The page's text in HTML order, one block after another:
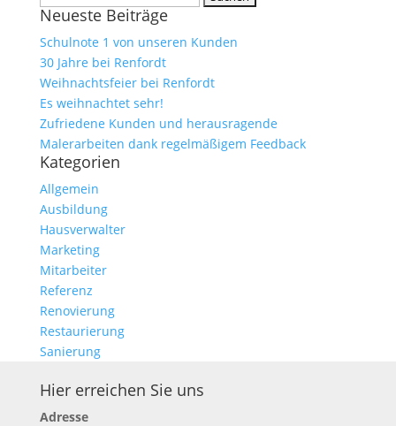
nach:
Neueste Beiträge
Schulnote 1 von unseren Kunden
30 Jahre bei Renfordt
Weihnachtsfeier bei Renfordt
Es weihnachtet sehr!
Zufriedene Kunden und herausragende
Malerarbeiten dank regelmäßigem Feedback
Kategorien
Allgemein
Ausbildung
Hausverwalter
Marketing
Mitarbeiter
Referenz
Renovierung
Restaurierung
Sanierung
Hier erreichen Sie uns
Adresse